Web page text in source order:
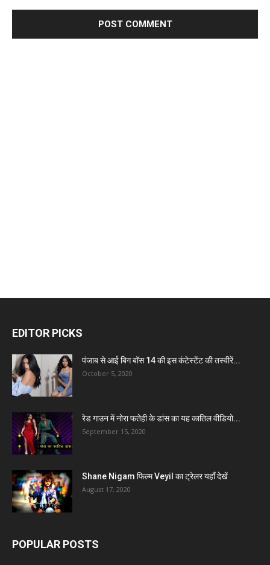
EDITOR PICKS
पंजाब से आई बिग बॉस 14 की इस कंटेस्टेंट की तस्वीरें...
October 5, 2020
रेड गाउन में नोरा फतेही के डांस का यह कातिल वीडियो...
September 15, 2020
Shane Nigam फिल्म Veyil का ट्रेलर यहाँ देखें
August 17, 2020
POPULAR POSTS